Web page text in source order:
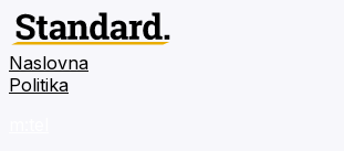
Naslovna
Politika